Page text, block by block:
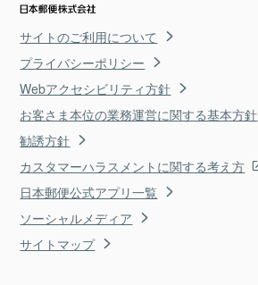
サイトのご利用について
プライバシーポリシー
Webアクセシビリティ方針
お客さま本位の業務運営に関する基本方針
勧誘方針
カスタマーハラスメントに関する考え方
日本郵便公式アプリ一覧
ソーシャルメディア
サイトマップ